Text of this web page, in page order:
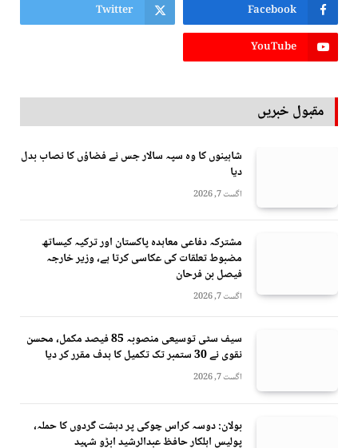
Facebook
Twitter
YouTube
مقبول خبریں
شاہینوں کا وہ سپہ سالار جس نے فضاؤں کا نصاب بدل
دیا
اگست 7, 2026
مشترکہ دفاعی معاہدہ پاکستان اور ترکیہ کیساتھ
مضبوط تعلقات کی عکاسی کرتا ہے، وزیر خارجہ
فیصل بن فرحان
اگست 7, 2026
سیف سٹی توسیعی منصوبہ 85 فیصد مکمل، محسن
نقوی نے 30 ستمبر تک تکمیل کا ہدف مقرر کر دیا
اگست 7, 2026
بولان: دوسہ کراس چوکی پر دہشت گردوں کا حملہ،
پولیس اہلکار حافظ عبدالرشید ابڑو شہید